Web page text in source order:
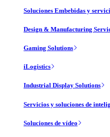
Soluciones Embebidas y
Design & Manufacturing
Gaming Solutions
iLogistics
Industrial Display Solutions
Servicios y soluciones de
Soluciones de vídeo